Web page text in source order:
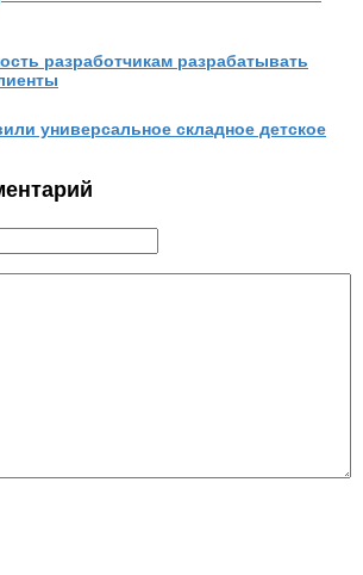
разработчикам разрабатывать
универсальное складное детское